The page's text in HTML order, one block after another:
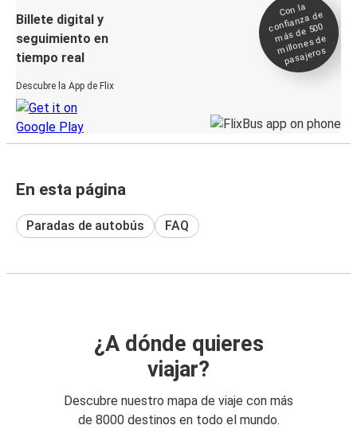
Billete digital y
seguimiento en
tiempo real
Descubre la App de Flix
Con la
confianza de
más de 500
millones de
pasajeros
En esta página
Paradas de autobús FAQ
¿A dónde quieres
viajar?
Descubre nuestro mapa de viaje con más
de 8000 destinos en todo el mundo.